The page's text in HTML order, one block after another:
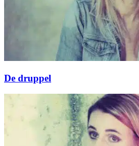
De druppel